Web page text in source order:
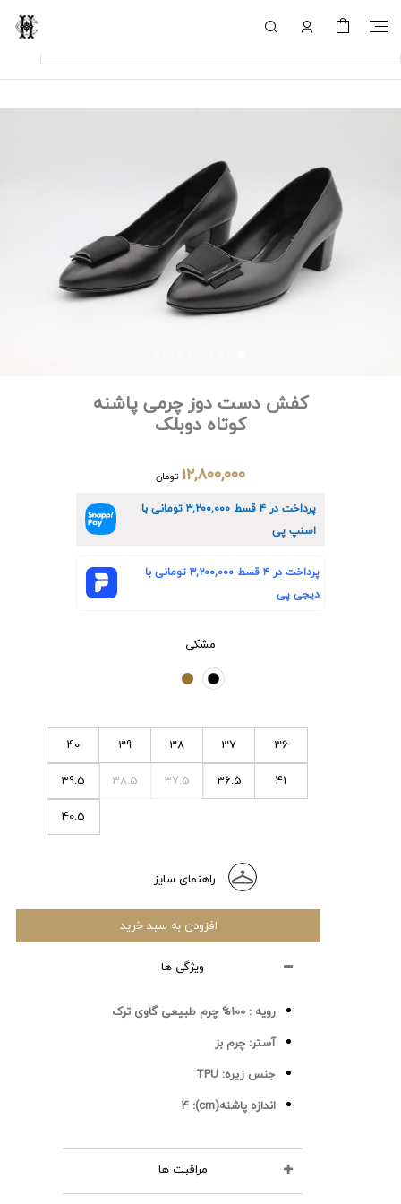
کفش دست دوز چرمی پاشنه
کوتاه دوبلک
۱۲,۸۰۰,۰۰۰ تومان
پرداخت در ۴ قسط ۳,۲۰۰,۰۰۰تومانی با
اسنپ پی
پرداخت در ۴ قسط ۳,۲۰۰,۰۰۰تومانی با
دیجی پی
مشکی
36
37
38
39
40
41
36.5
37.5
38.5
39.5
40.5
راهنمای سایز
افزودن به سبد خرید
ویژگی ها
رویه : 100% چرم طبیعی گاوی ترک
آستر: چرم بز
جنس زیره: TPU
اندازه پاشنه(cm):
4
مراقبت ها